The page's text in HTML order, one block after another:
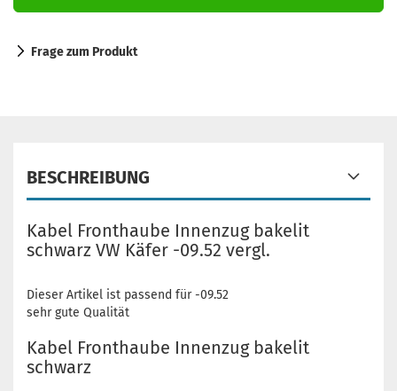
Frage zum Produkt
BESCHREIBUNG
Kabel Fronthaube Innenzug bakelit
schwarz VW Käfer -09.52 vergl.
Dieser Artikel ist passend für -09.52
sehr gute Qualität
Kabel Fronthaube Innenzug bakelit
schwarz